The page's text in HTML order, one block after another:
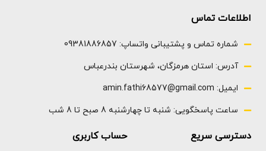
اطلاعات تماس
شماره تماس و پشتیبانی واتساپ: 09381886857
آدرس: استان هرمزگان، شهرستان بندرعباس
ایمیل: amin.fathi68577@gmail.com
ساعت پاسخگویی: شنبه تا چهارشنبه 8 صبح تا 8 شب
دسترسی سریع حساب کاربری